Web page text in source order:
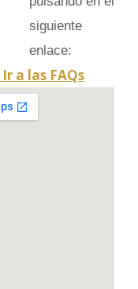
siguiente
enlace:
Ir a las FAQs